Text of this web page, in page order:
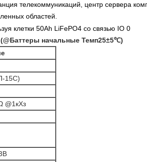
телекоммуникаций, центр сервера
областей.
начальные Темп25±5℃)
15С)
@1кХз